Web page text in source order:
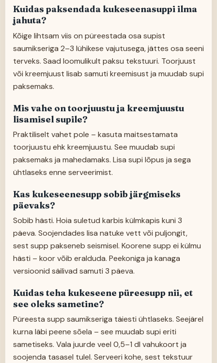
Kuidas paksendada kukeseenasuppi ilma
jahuta?
Kõige lihtsam viis on püreestada osa supist
saumikseriga 2–3 lühikese vajutusega, jättes osa seeni
terveks. Saad loomulikult paksu tekstuuri. Toorjuust
või kreemjuust lisab samuti kreemisust ja muudab supi
paksemaks.
Mis vahe on toorjuustu ja kreemjuustu
lisamisel supile?
Praktiliselt vahet pole – kasuta maitsestamata
toorjuustu ehk kreemjuustu. See muudab supi
paksemaks ja mahedamaks. Lisa supi lõpus ja sega
ühtlaseks enne serveerimist.
Kas kukeseenesupp sobib järgmiseks
päevaks?
Sobib hästi. Hoia suletud karbis külmkapis kuni 3
päeva. Soojendades lisa natuke vett või puljongit,
sest supp pakseneb seismisel. Koorene supp ei külmu
hästi – koor võib eralduda. Peekoniga ja kanaga
versioonid säilivad samuti 3 päeva.
Kuidas teha kukeseene püreesupp nii, et
see oleks sametine?
Püreesta supp saumikseriga täiesti ühtlaseks. Seejärel
kurna läbi peene sõela – see muudab supi eriti
sametiseks. Vala juurde veel 0,5–1 dl vahukoort ja
soojenda tasasel tulel. Serveeri kohe, sest tekstuur